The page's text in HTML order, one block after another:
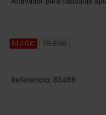
61.46€ 76.83€
Referencia: 83468